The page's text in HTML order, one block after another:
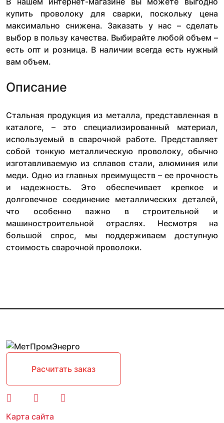
купить проволоку для сварки, поскольку цена
максимально снижена. Заказать у нас – сделать
выбор в пользу качества. Выбирайте любой объем –
есть опт и розница. В наличии всегда есть нужный
вам объем.
Описание
Стальная продукция из металла, представленная в
каталоге, – это специализированный материал,
используемый в сварочной работе. Представляет
собой тонкую металлическую проволоку, обычно
изготавливаемую из сплавов стали, алюминия или
меди. Одно из главных преимуществ – ее прочность
и надежность. Это обеспечивает крепкое и
долговечное соединение металлических деталей,
что особенно важно в строительной и
машиностроительной отраслях. Несмотря на
большой спрос, мы поддерживаем доступную
стоимость сварочной проволоки.
Расчитать заказ
Карта сайта